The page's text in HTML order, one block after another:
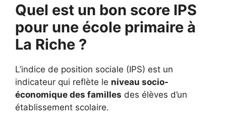
Quel est un bon score IPS
pour une école primaire à
La Riche ?
L’indice de position sociale (IPS) est un
indicateur qui reflète le niveau socio-
économique des familles des élèves d’un
établissement scolaire.